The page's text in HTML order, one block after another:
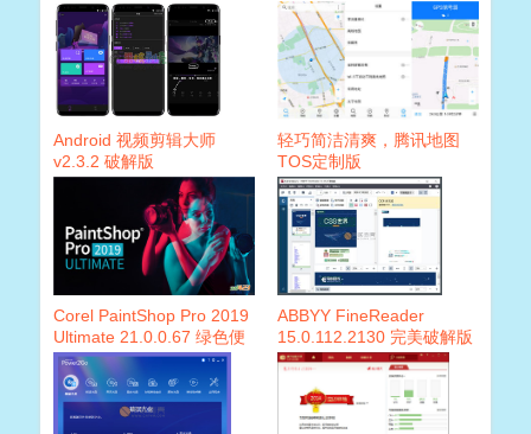
Android 视频剪辑大师
v2.3.2 破解版
轻巧简洁清爽，腾讯地图
TOS定制版
Corel PaintShop Pro 2019
Ultimate 21.0.0.67 绿色便
携版本+特别安装版
ABBYY FineReader
15.0.112.2130 完美破解版
v2